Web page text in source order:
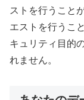
ストを行うこと
エストを行うこ
キュリティ目的
れません。